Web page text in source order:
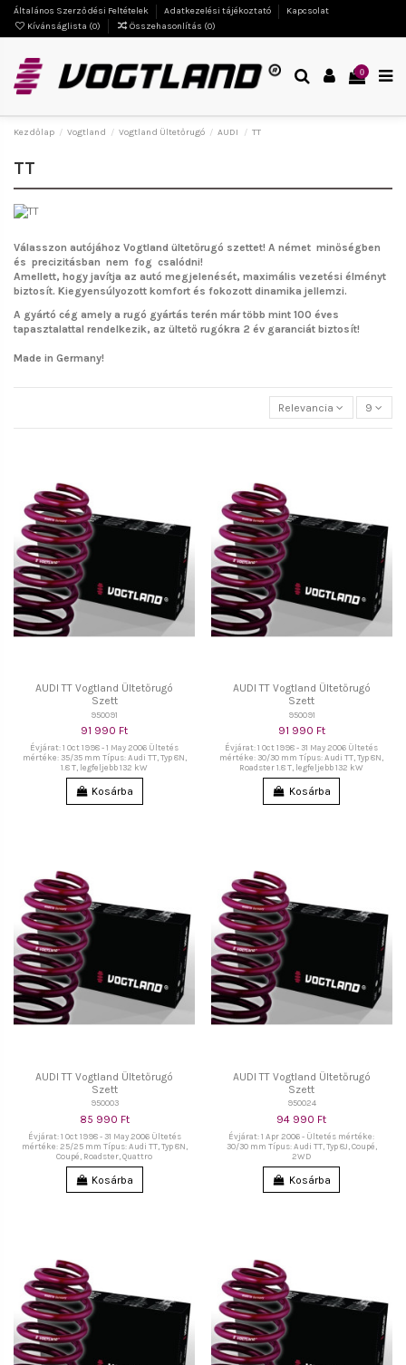
Általános Szerződési Feltételek Adatkezelési tájékoztató
Kapcsolat
Kívánságlista (0) Összehasonlítás (0)
0
Kezdőlap Vogtland Vogtland Ültetőrugó AUDI TT
TT
Válasszon autójához Vogtland ültetőrugó szettet! A német minőségben
és precizitásban nem fog csalódni!
Amellett, hogy javítja az autó megjelenését, maximális vezetési élményt
biztosít. Kiegyensúlyozott komfort és fokozott dinamika jellemzi.
A gyártó cég amely a rugó gyártás terén már több mint 100 éves
tapasztalattal rendelkezik, az ültető rugókra 2 év garanciát biztosít!
Made in Germany!
Relevancia 9
AUDI TT Vogtland Ültetőrugó
Szett
950091
91 990 Ft
Évjárat: 1 Oct 1998 - 1 May 2006 Ültetés
mértéke: 35/35 mm Típus: Audi TT, Typ 8N,
1.8 T, legfeljebb 132 kW
Kosárba
AUDI TT Vogtland Ültetőrugó
Szett
950091
91 990 Ft
Évjárat: 1 Oct 1998 - 31 May 2006 Ültetés
mértéke: 30/30 mm Típus: Audi TT, Typ 8N,
Roadster 1.8 T, legfeljebb 132 kW
Kosárba
AUDI TT Vogtland Ültetőrugó
Szett
950003
85 990 Ft
Évjárat: 1 Oct 1998 - 31 May 2006 Ültetés
mértéke: 25/25 mm Típus: Audi TT, Typ 8N,
Coupé, Roadster, Quattro
Kosárba
AUDI TT Vogtland Ültetőrugó
Szett
950024
94 990 Ft
Évjárat: 1 Apr 2006 - Ültetés mértéke:
30/30 mm Típus: Audi TT, Typ 8J, Coupé,
2WD
Kosárba